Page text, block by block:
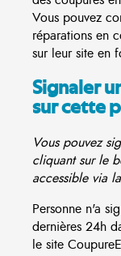
Vous pouvez
réparations en
sur leur site en
Signaler
sur cette
Vous pouvez
cliquant sur le
accessible via
Personne n'a
dernières 24h
le site